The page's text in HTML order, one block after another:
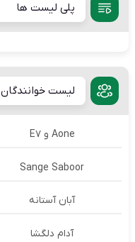
پلی لیست ها
لیست خوانندگان
Aone و E7
Sange Saboor
آبان آستانه
آدام دلگشا